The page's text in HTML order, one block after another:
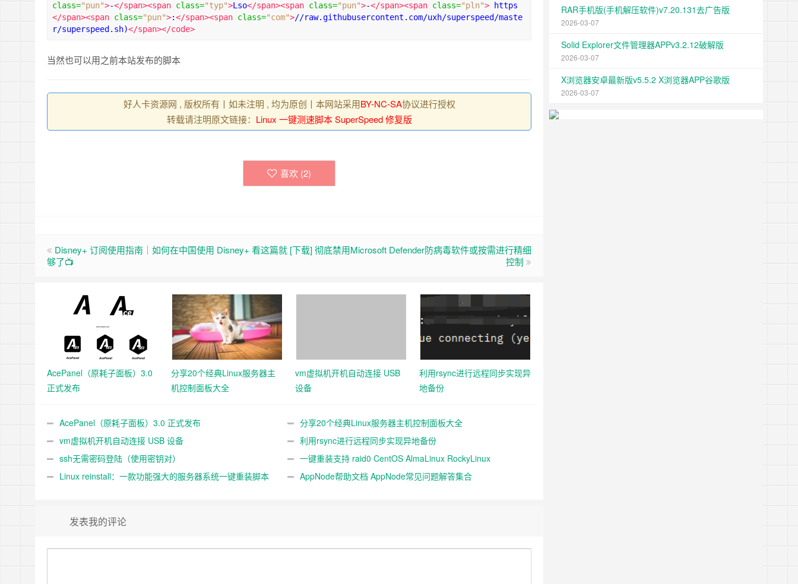
class="pun">-</span><span class="typ">Lso</span><span class="pun">-</span><span class="pln"> https
</span><span class="pun">:</span><span class="com">//raw.githubusercontent.com/uxh/superspeed/maste
r/superspeed.sh)</span></code>
当然也可以用之前本站发布的脚本
好人卡资源网 , 版权所有丨如未注明 , 均为原创丨本网站采用BY-NC-SA协议进行授权
转载请注明原文链接： Linux 一键测速脚本 SuperSpeed 修复版
喜欢 (2)
Disney+ 订阅使用指南｜如何在中国使用 Disney+ 看这篇就
够了📺
[下载] 彻底禁用Microsoft Defender防病毒软件或按需进行精细
控制
AcePanel（原耗子面板）3.0
正式发布
分享20个经典Linux服务器主
机控制面板大全
vm虚拟机开机自动连接 USB
设备
利用rsync进行远程同步实现异
地备份
AcePanel（原耗子面板）3.0 正式发布
分享20个经典Linux服务器主机控制面板大全
vm虚拟机开机自动连接 USB 设备
利用rsync进行远程同步实现异地备份
ssh无需密码登陆（使用密钥对）
一键重装支持 raid0 CentOS AlmaLinux RockyLinux
Fedora，不同系统互装
Linux reinstall：一款功能强大的服务器系统一键重装脚本 AppNode帮助文档 AppNode常见问题解答集合
发表我的评论
RAR手机版(手机解压软件)v7.20.131去广告版
2026-03-07
Solid Explorer文件管理器APPv3.2.12破解版
2026-03-07
X浏览器安卓最新版v5.5.2 X浏览器APP谷歌版
2026-03-07